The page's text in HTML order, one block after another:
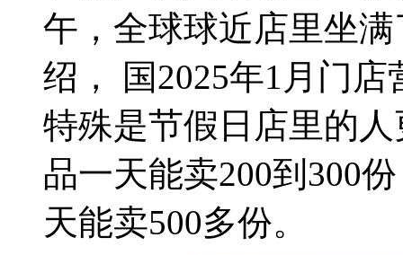
午，全球球近店里坐
绍， 国2025年1月门
特殊是节假日店里的
品一天能卖200到300
天能卖500多份。